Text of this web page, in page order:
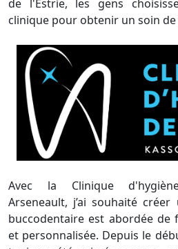
de l'Estrie, les gens
clinique pour obtenir un soin
Avec la Clinique
Arseneault, j’ai souhaité
buccodentaire est abordée de
et personnalisée. Depuis le